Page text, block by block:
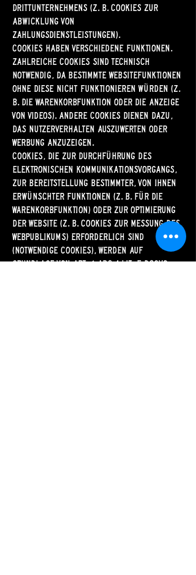
Drittunternehmens (z. B. Cookies zur
Abwicklung von
Zahlungsdienstleistungen).
Cookies haben verschiedene Funktionen.
Zahlreiche Cookies sind technisch
notwendig, da bestimmte Websitefunktionen
ohne diese nicht funktionieren würden (z.
B. die Warenkorbfunktion oder die Anzeige
von Videos). Andere Cookies dienen dazu,
das Nutzerverhalten auszuwerten oder
Werbung anzuzeigen.
Cookies, die zur Durchführung des
elektronischen Kommunikationsvorgangs,
zur Bereitstellung bestimmter, von Ihnen
erwünschter Funktionen (z. B. für die
Warenkorbfunktion) oder zur Optimierung
der Website (z. B. Cookies zur Messung des
Webpublikums) erforderlich sind
(notwendige Cookies), werden auf
Grundlage von Art. 6 Abs. 1 lit. f DSGVO